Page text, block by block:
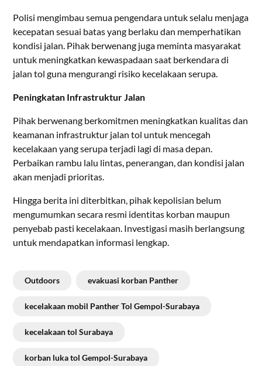
Polisi mengimbau semua pengendara untuk selalu menjaga
kecepatan sesuai batas yang berlaku dan memperhatikan
kondisi jalan. Pihak berwenang juga meminta masyarakat
untuk meningkatkan kewaspadaan saat berkendara di
jalan tol guna mengurangi risiko kecelakaan serupa.
Peningkatan Infrastruktur Jalan
Pihak berwenang berkomitmen meningkatkan kualitas dan
keamanan infrastruktur jalan tol untuk mencegah
kecelakaan yang serupa terjadi lagi di masa depan.
Perbaikan rambu lalu lintas, penerangan, dan kondisi jalan
akan menjadi prioritas.
Hingga berita ini diterbitkan, pihak kepolisian belum
mengumumkan secara resmi identitas korban maupun
penyebab pasti kecelakaan. Investigasi masih berlangsung
untuk mendapatkan informasi lengkap.
Outdoors evakuasi korban Panther
kecelakaan mobil Panther Tol Gempol-Surabaya
kecelakaan tol Surabaya
korban luka tol Gempol-Surabaya